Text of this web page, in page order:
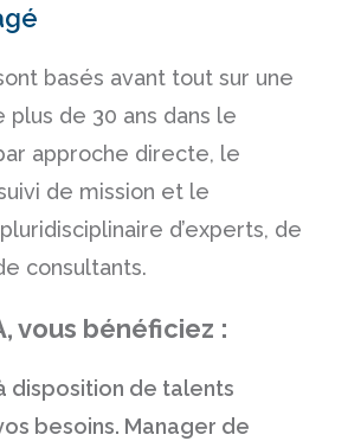
basés avant tout sur une
de 30 ans dans le
approche directe, le
de mission et le
d’experts, de
consultants.
vous bénéficiez :
disposition de talents
besoins. Manager de